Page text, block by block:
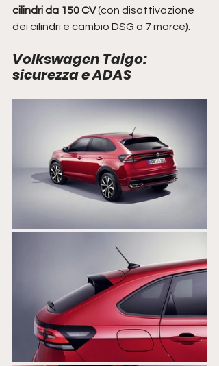
cilindri da 150 CV (con disattivazione
dei cilindri e cambio DSG a 7 marce).
Volkswagen Taigo:
sicurezza e ADAS